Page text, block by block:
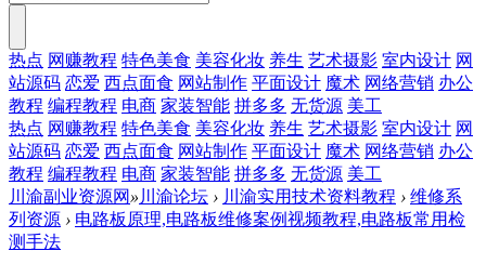
热点 网赚教程 特色美食 美容化妆 养生 艺术摄影 室内设计 网
站源码 恋爱 西点面食 网站制作 平面设计 魔术 网络营销 办公
教程 编程教程 电商 家装智能 拼多多 无货源 美工
热点 网赚教程 特色美食 美容化妆 养生 艺术摄影 室内设计 网
站源码 恋爱 西点面食 网站制作 平面设计 魔术 网络营销 办公
教程 编程教程 电商 家装智能 拼多多 无货源 美工
川渝副业资源网 » 川渝论坛 › 川渝实用技术资料教程 › 维修系
列资源 › 电路板原理,电路板维修案例视频教程,电路板常用检
测手法